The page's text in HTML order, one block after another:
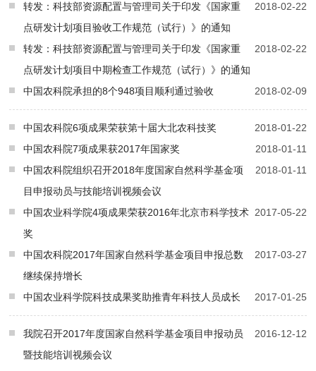
2018-02-22
转发：科技部资源配置与管理司关于印发《国家重
点研发计划项目验收工作规范（试行）》的通知
2018-02-22
转发：科技部资源配置与管理司关于印发《国家重
点研发计划项目中期检查工作规范（试行）》的通知
2018-02-09
中国农科院承担的8个948项目顺利通过验收
2018-01-22
中国农科院6项成果荣获第十届大北农科技奖
2018-01-11
中国农科院7项成果获2017年国家奖
2018-01-11
中国农科院组织召开2018年度国家自然科学基金项
目申报动员与技能培训视频会议
2017-05-22
中国农业科学院4项成果荣获2016年北京市科学技术
奖
2017-03-27
中国农科院2017年国家自然科学基金项目申报总数
继续保持增长
2017-01-25
中国农业科学院科技成果奖助推青年科技人员成长
2016-12-12
我院召开2017年度国家自然科学基金项目申报动员
暨技能培训视频会议